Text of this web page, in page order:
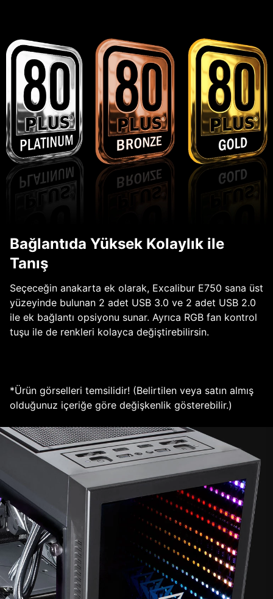
Bağlantıda Yüksek Kolaylık ile
Tanış
Seçeceğin anakarta ek olarak, Excalibur E750 sana üst
yüzeyinde bulunan 2 adet USB 3.0 ve 2 adet USB 2.0
ile ek bağlantı opsiyonu sunar. Ayrıca RGB fan kontrol
tuşu ile de renkleri kolayca değiştirebilirsin.
*Ürün görselleri temsilidir! (Belirtilen veya satın almış
olduğunuz içeriğe göre değişkenlik gösterebilir.)